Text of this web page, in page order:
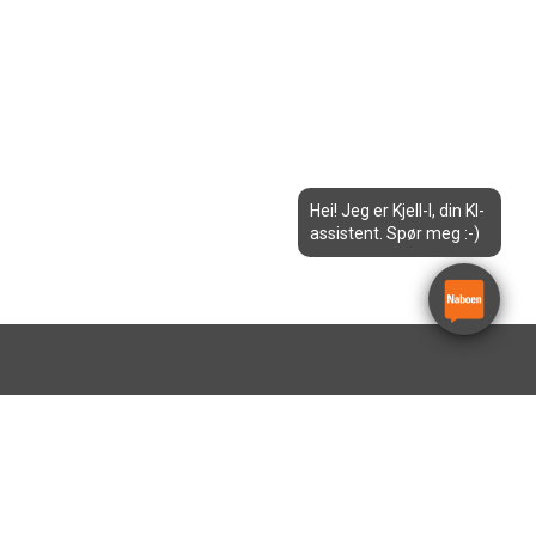
Hei! Jeg er Kjell-I, din KI-
assistent. Spør meg :-)